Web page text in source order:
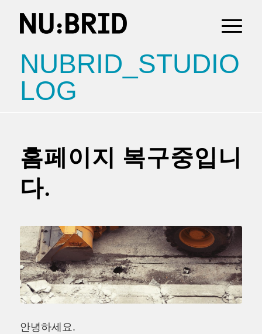
NUBRID_STUDIO
LOG
홈페이지 복구중입니
다.
안녕하세요.